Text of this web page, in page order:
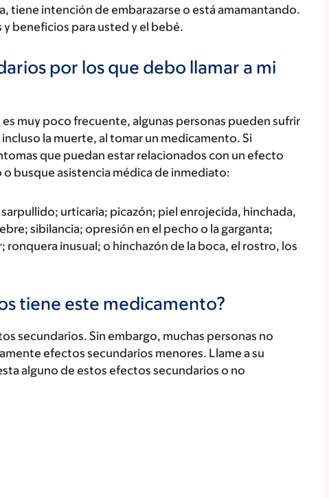
tiene intención de embarazarse o está amamantando.
y beneficios para usted y el bebé.
por los que debo llamar a mi
es muy poco frecuente, algunas personas pueden sufrir
la muerte, al tomar un medicamento. Si
que puedan estar relacionados con un efecto
busque asistencia médica de inmediato:
urticaria; picazón; piel enrojecida, hinchada,
sibilancia; opresión en el pecho o la garganta;
ronquera inusual; o hinchazón de la boca, el rostro, los
tiene este medicamento?
secundarios. Sin embargo, muchas personas no
efectos secundarios menores. Llame a su
alguno de estos efectos secundarios o no